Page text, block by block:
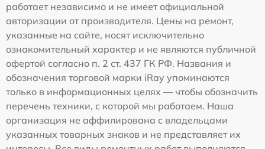
работает независимо и не имеет официальной
авторизации от производителя. Цены на ремонт,
указанные на сайте, носят исключительно
ознакомительный характер и не являются публичной
офертой согласно п. 2 ст. 437 ГК РФ. Названия и
обозначения торговой марки iRay упоминаются
только в информационных целях — чтобы обозначить
перечень техники, с которой мы работаем. Наша
организация не аффилирована с владельцами
указанных товарных знаков и не представляет их